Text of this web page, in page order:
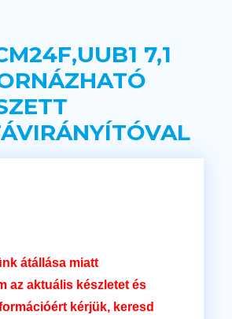
7,1
átállása miatt
az aktuális készletet és
kérjük, keresd